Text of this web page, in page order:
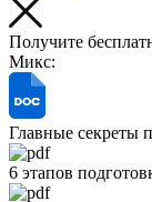
Получите
Микс:
Главные секреты
6 этапов